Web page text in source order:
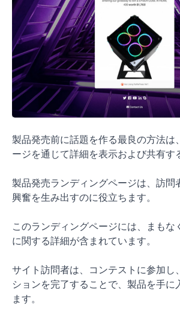
製品発売前に話題を作る最良の方法は
ージを通じて詳細を表示および共有す
製品発売ランディングページは、訪問
興奮を生み出すのに役立ちます。
このランディングページには、まもな
に関する詳細が含まれています。
サイト訪問者は、コンテストに参加し
ションを完了することで、製品を手に
ます。